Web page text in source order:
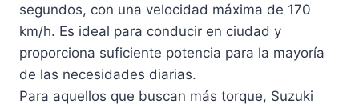
segundos, con una velocidad máxima de 170
km/h. Es ideal para conducir en ciudad y
proporciona suficiente potencia para la mayoría
de las necesidades diarias.
Para aquellos que buscan más torque, Suzuki